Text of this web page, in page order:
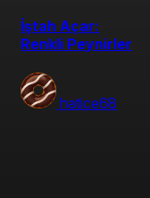
İştah Açar:
Renkli Peynirler
hatice68